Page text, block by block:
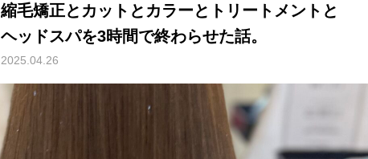
縮毛矯正とカットとカラーとトリートメントと
ヘッドスパを3時間で終わらせた話。
2025.04.26